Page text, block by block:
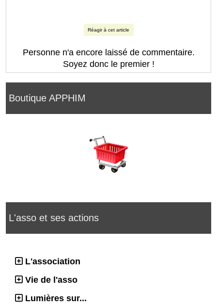
Boutique APPHIM
L'asso et ses actions
L'association
Vie de l'asso
Lumières sur...
Réagir à cet article
Personne n'a encore laissé de commentaire.
Soyez donc le premier !